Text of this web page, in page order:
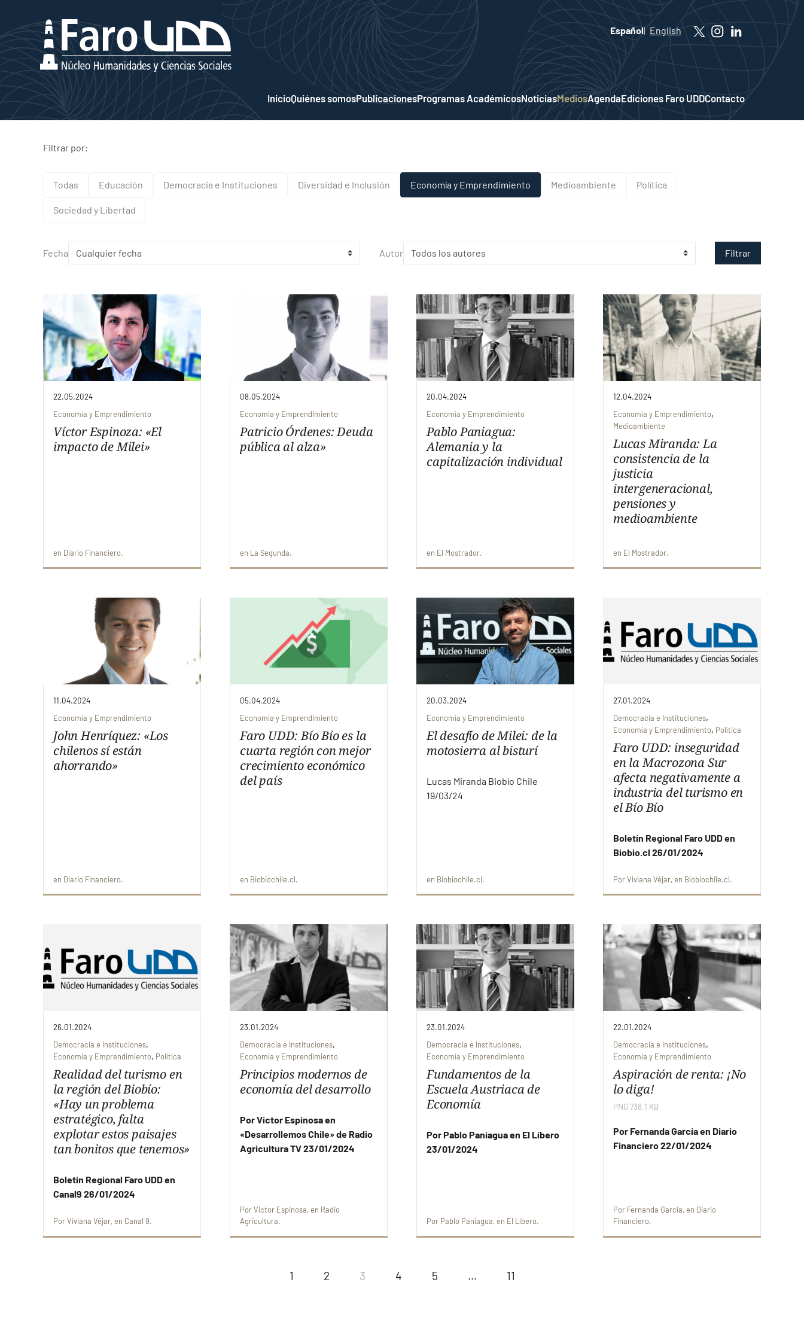
Español English
InicioQuiénes somosPublicacionesProgramas AcadémicosNoticiasMediosAgendaEdiciones Faro UDDContacto
Filtrar por:
Todas Educación Democracia e Instituciones Diversidad e Inclusión Economía y Emprendimiento Medioambiente Política
Sociedad y Libertad
Fecha Autor Filtrar
22.05.2024
Economía y Emprendimiento
Víctor Espinoza: «El
impacto de Milei»
en Diario Financiero
08.05.2024
Economía y Emprendimiento
Patricio Órdenes: Deuda
pública al alza»
en La Segunda
20.04.2024
Economía y Emprendimiento
Pablo Paniagua:
Alemania y la
capitalización individual
en El Mostrador
12.04.2024
Economía y Emprendimiento,
Medioambiente
Lucas Miranda: La
consistencia de la
justicia
intergeneracional,
pensiones y
medioambiente
en El Mostrador
11.04.2024
Economía y Emprendimiento
John Henríquez: «Los
chilenos sí están
ahorrando»
en Diario Financiero
05.04.2024
Economía y Emprendimiento
Faro UDD: Bío Bío es la
cuarta región con mejor
crecimiento económico
del país
en Biobiochile.cl
20.03.2024
Economía y Emprendimiento
El desafío de Milei: de la
motosierra al bisturí
Lucas Miranda Biobío Chile
19/03/24
en Biobiochile.cl
27.01.2024
Democracia e Instituciones,
Economía y Emprendimiento, Política
Faro UDD: inseguridad
en la Macrozona Sur
afecta negativamente a
industria del turismo en
el Bío Bío
Boletín Regional Faro UDD en
Biobio.cl 26/01/2024
PorViviana Véjar en Biobiochile.cl
26.01.2024
Democracia e Instituciones,
Economía y Emprendimiento, Política
Realidad del turismo en
la región del Biobío:
«Hay un problema
estratégico, falta
explotar estos paisajes
tan bonitos que tenemos»
Boletín Regional Faro UDD en
Canal9 26/01/2024
PorViviana Véjar en Canal 9
23.01.2024
Democracia e Instituciones,
Economía y Emprendimiento
Principios modernos de
economía del desarrollo
Por Víctor Espinosa en
«Desarrollemos Chile» de Radio
Agricultura TV 23/01/2024
PorVíctor Espinosa en Radio
Agricultura
23.01.2024
Democracia e Instituciones,
Economía y Emprendimiento
Fundamentos de la
Escuela Austriaca de
Economía
Por Pablo Paniagua en El Líbero
23/01/2024
Por Pablo Paniagua en El Líbero
22.01.2024
Democracia e Instituciones,
Economía y Emprendimiento
Aspiración de renta: ¡No
lo diga!
PNG 738,1 KB
Por Fernanda García en Diario
Financiero 22/01/2024
Por Fernanda García en Diario
Financiero
1 2 3 4 5 … 11